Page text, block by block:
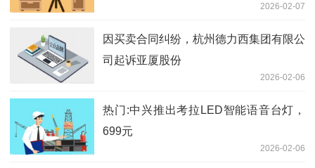
2026-02-07
因买卖合同纠纷，杭州德力西集团有限公
司起诉亚厦股份
2026-02-06
热门:中兴推出考拉LED智能语音台灯，
699元
2026-02-06